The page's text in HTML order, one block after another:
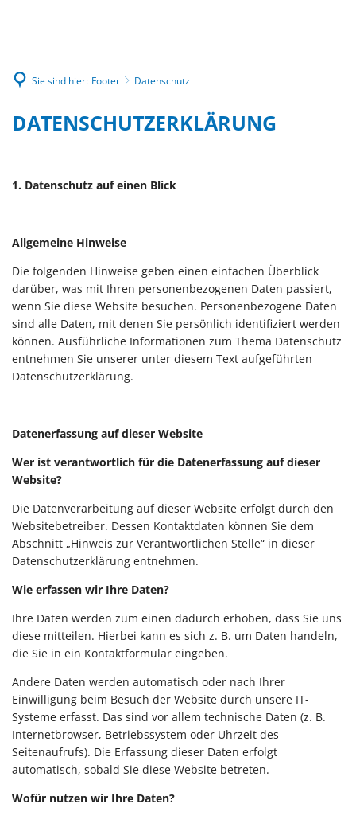
Sie sind hier: Footer Datenschutz
DATENSCHUTZ
DATENSCHUTZERKLÄRUNG
1. Datenschutz auf einen Blick
Allgemeine Hinweise
Die folgenden Hinweise geben einen einfachen Überblick
darüber, was mit Ihren personenbezogenen Daten passiert,
wenn Sie diese Website besuchen. Personenbezogene Daten
sind alle Daten, mit denen Sie persönlich identifiziert werden
können. Ausführliche Informationen zum Thema Datenschutz
entnehmen Sie unserer unter diesem Text aufgeführten
Datenschutzerklärung.
Datenerfassung auf dieser Website
Wer ist verantwortlich für die Datenerfassung auf dieser
Website?
Die Datenverarbeitung auf dieser Website erfolgt durch den
Websitebetreiber. Dessen Kontaktdaten können Sie dem
Abschnitt „Hinweis zur Verantwortlichen Stelle“ in dieser
Datenschutzerklärung entnehmen.
Wie erfassen wir Ihre Daten?
Ihre Daten werden zum einen dadurch erhoben, dass Sie uns
diese mitteilen. Hierbei kann es sich z. B. um Daten handeln,
die Sie in ein Kontaktformular eingeben.
Andere Daten werden automatisch oder nach Ihrer
Einwilligung beim Besuch der Website durch unsere IT-
Systeme erfasst. Das sind vor allem technische Daten (z. B.
Internetbrowser, Betriebssystem oder Uhrzeit des
Seitenaufrufs). Die Erfassung dieser Daten erfolgt
automatisch, sobald Sie diese Website betreten.
Wofür nutzen wir Ihre Daten?